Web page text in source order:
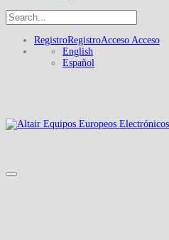
RegistroRegistroAcceso Acceso
English
Español